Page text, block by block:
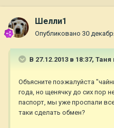
Шелли1
Опубликовано 30
В 27.12.2013 в 18:37,
Объясните поэжалуйста
года, но щенячку до сих пор
паспорт, мы уже проспали
таки сделать обмен?